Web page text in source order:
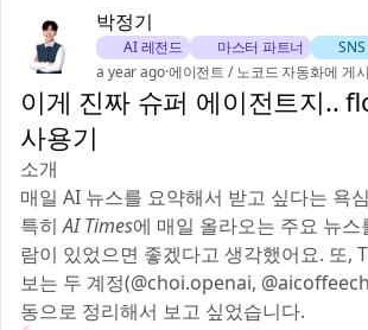
박정기
🗡️ AI 레전드 🎖️ 마스터 파트너
🚀
a year ago·에이전트 / 노코드 자동화에 게
이게 진짜 슈퍼 에이전트지..
사용기
소개
매일 AI 뉴스를 요약해서 받고 싶다는 욕
특히AI Times에 매일 올라오는 주요 뉴
람이 있었으면 좋겠다고 생각했어요. 또,
보는 두 계정(@choi.openai,
동으로 정리해서 보고 싶었습니다.